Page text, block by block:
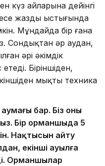
күз айларына дейінгі
жаздың ыстығында
Мұндайда бір ғана
Сондықтан әр аудан,
әрі әкімдік
Біріншіден,
мықты техника
бар. Біз оны
Бір орманшыда 5
Нақтысын айту
екінші ауылға
Орманшылар